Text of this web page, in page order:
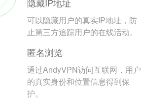
隐藏IP地址
可以隐藏用户的真实IP地址，防
止第三方追踪用户的在线活动。
匿名浏览
通过AndyVPN访问互联网，用户
的真实身份和位置信息得到保
护。